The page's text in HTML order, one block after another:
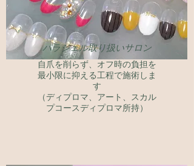
​パラジェル取り扱いサロン
​自爪を削らず、オフ時の負担を
最小限に抑える工程で施術しま
す
（ディプロマ、アート、スカル
プコースディプロマ所持）